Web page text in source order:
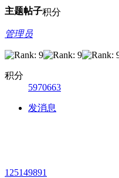
主题帖子积分
管理员
积分
5970663
发消息
125149891